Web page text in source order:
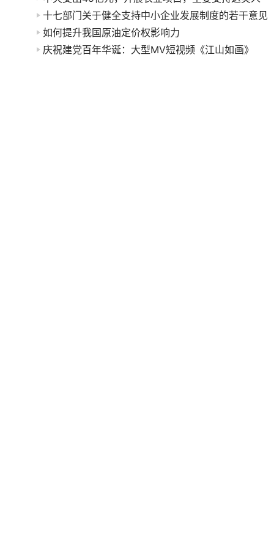
十七部门关于健全支持中小企业发展制度的若干意见
如何提升我国原油定价权影响力
庆祝建党百年华诞：大型MV短视频《江山如画》